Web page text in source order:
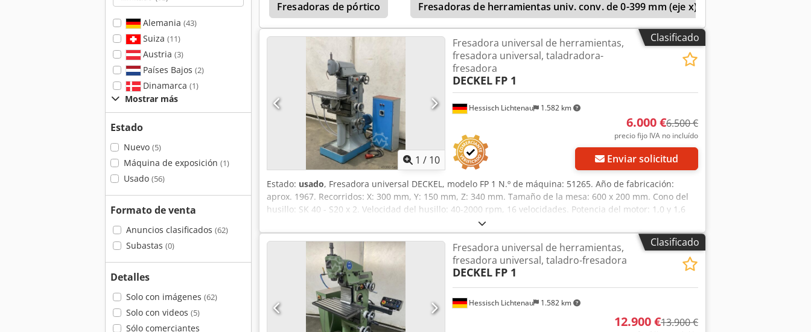
Alemania (43)
Suiza (11)
Austria (3)
Países Bajos (2)
Dinamarca (1)
Mostrar más
Estado
Nuevo (5)
Máquina de exposición (1)
Usado (56)
Formato de venta
Anuncios clasificados (62)
Subastas (0)
Detalles
Solo con imágenes (62)
Solo con videos (5)
Sólo comerciantes
vertical: inclinable +/- 90° - Estructura metálica de perfiles angulares con patas de la máquina Codpjiy
Ekvofx Aa Tsrf Espacio requerido: L x A x A: 1100 x 900 x 1650 mm Peso: 650 kg En buen estado.
Fresadoras de pórtico
Fresadoras de herramientas univ. conv. de 0-399 mm (eje x)
Clasificado
1 / 10
Hessisch Lichtenau 1.582 km
Fresadora universal de herramientas,
fresadora universal, taladradora-
fresadora
DECKEL FP 1
6.000 €6.500 €
precio fijo IVA no incluído
Enviar solicitud
Estado: usado, Fresadora universal DECKEL, modelo FP 1 N.º de máquina: 51265. Año de fabricación:
aprox. 1967. Recorridos: X: 300 mm, Y: 150 mm, Z: 340 mm. Tamaño de la mesa: 600 x 200 mm. Cono del
husillo: SK 40 - S20 x 2. Velocidad del husillo: 40-2000 rpm, 16 velocidades. Potencia del motor: 1,0 y 1,6
kW, conmutable. Conexión a la red: 380 V, 50 Hz. - Avance en los ejes X e Y. - Velocidad del husillo
mediante 2 velocidades de motor y 8 etapas de engranaje. - Desplazamiento del contrapunto en el
cabezal de fresado vertical: 60 mm. - Mesa angular, basculante, giratoria e inclinable. - Bomba de
refrigerante en la base de la máquina. - Armario de control adyacente. Espacio necesario (largo x ancho x
alto): 1100 x 1100 x 1600 mm. Peso: 690 kg. Buen estado. Credpfx Aaoghtvao Tjf
Clasificado
Hessisch Lichtenau 1.582 km
Fresadora universal de herramientas,
fresadora universal, taladro-fresadora
DECKEL FP 1
12.900 €13.900 €